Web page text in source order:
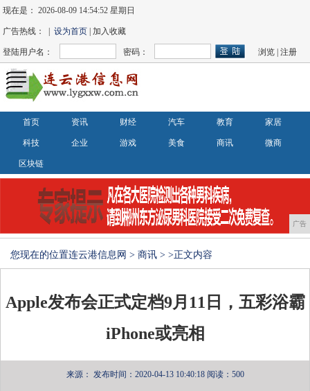
现在是：2026-08-09 14:54:52 星期日
广告热线： |设为首页 | 加入收藏
登陆用户名： 密码： 浏览 |注册
首页 资讯 财经 汽车 教育 家居
科技 企业 游戏 美食 商讯 微商
区块链
广告
您现在的位置连云港信息网 > 商讯 > >正文内容
Apple发布会正式定档9月11日，五彩浴霸
iPhone或亮相
来源： 发布时间：2020-04-13 10:40:18 阅读：500